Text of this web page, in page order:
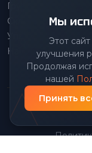
Мы
Этот
улучшения
Продолжая
нашей
Принять
Грузоподъемное
Складское
Упаковочное
Наше
© 2026